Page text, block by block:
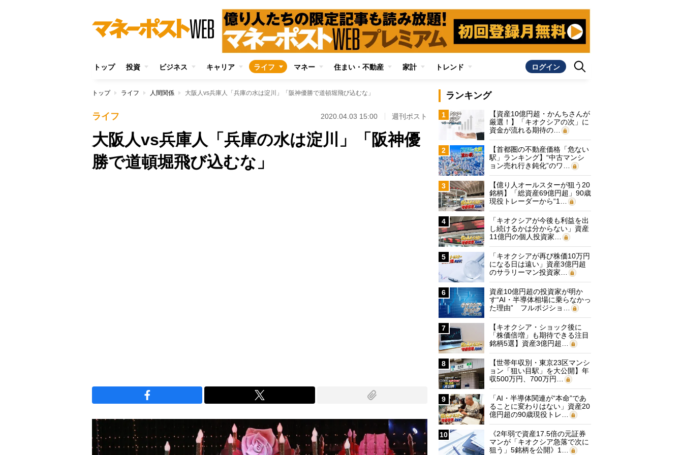
トップ 投資 ビジネス キャリア ライフ マネー 住まい・不動産 家計 トレンド ログイン
トップ ライフ 人間関係 大阪人vs兵庫人「兵庫の水は淀川」「阪神優勝で道頓堀飛び込むな」
ライフ 2020.04.03 15:00 週刊ポスト
大阪人vs兵庫人「兵庫の水は淀川」「阪神優
勝で道頓堀飛び込むな」
ランキング
1
【資産10億円超・かんちさんが
厳選！】「キオクシアの次」に
資金が流れる期待の…
2
【首都圏の不動産価格「危ない
駅」ランキング】“中古マンシ
ョン売れ行き鈍化”のワ…
3
【億り人オールスターが狙う20
銘柄】「総資産69億円超」90歳
現役トレーダーから“1…
4
「キオクシアが今後も利益を出
し続けるかは分からない」資産
11億円の個人投資家…
5
「キオクシアが再び株価10万円
になる日は遠い」資産3億円超
のサラリーマン投資家…
6
資産10億円超の投資家が明か
す“AI・半導体相場に乗らなかっ
た理由” フルポジショ…
7
【キオクシア・ショック後に
「株価倍増」も期待できる注目
銘柄5選】資産3億円超…
8
【世帯年収別・東京23区マンシ
ョン「狙い目駅」を大公開】年
収500万円、700万円…
9
「AI・半導体関連が“本命”であ
ることに変わりはない」資産20
億円超の90歳現役トレ…
10
《2年弱で資産17.5倍の元証券
マンが「キオクシア急落で次に
狙う」5銘柄を公開》1…